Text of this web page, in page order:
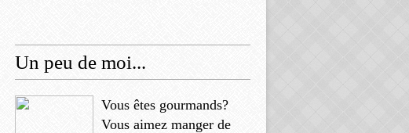
Un peu de moi...
Vous êtes gourmands?
Vous aimez manger de